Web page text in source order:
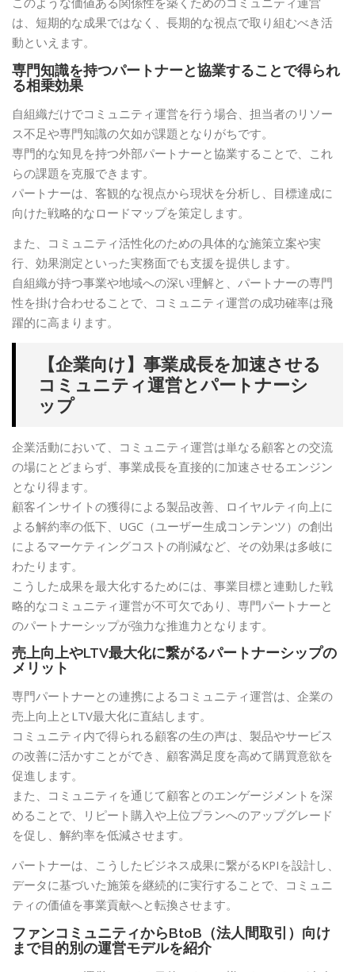
は、短期的な成果ではなく、長期的な視点で取り組むべき活
動といえます。
専門知識を持つパートナーと協業することで得られ
る相乗効果
自組織だけでコミュニティ運営を行う場合、担当者のリソー
ス不足や専門知識の欠如が課題となりがちです。
専門的な知見を持つ外部パートナーと協業することで、これ
らの課題を克服できます。
パートナーは、客観的な視点から現状を分析し、目標達成に
向けた戦略的なロードマップを策定します。
また、コミュニティ活性化のための具体的な施策立案や実
行、効果測定といった実務面でも支援を提供します。
自組織が持つ事業や地域への深い理解と、パートナーの専門
性を掛け合わせることで、コミュニティ運営の成功確率は飛
躍的に高まります。
【企業向け】事業成長を加速させる
コミュニティ運営とパートナーシ
ップ
企業活動において、コミュニティ運営は単なる顧客との交流
の場にとどまらず、事業成長を直接的に加速させるエンジン
となり得ます。
顧客インサイトの獲得による製品改善、ロイヤルティ向上に
よる解約率の低下、UGC（ユーザー生成コンテンツ）の創出
によるマーケティングコストの削減など、その効果は多岐に
わたります。
こうした成果を最大化するためには、事業目標と連動した戦
略的なコミュニティ運営が不可欠であり、専門パートナーと
のパートナーシップが強力な推進力となります。
売上向上やLTV最大化に繋がるパートナーシップの
メリット
専門パートナーとの連携によるコミュニティ運営は、企業の
売上向上とLTV最大化に直結します。
コミュニティ内で得られる顧客の生の声は、製品やサービス
の改善に活かすことができ、顧客満足度を高めて購買意欲を
促進します。
また、コミュニティを通じて顧客とのエンゲージメントを深
めることで、リピート購入や上位プランへのアップグレード
を促し、解約率を低減させます。
パートナーは、こうしたビジネス成果に繋がるKPIを設計し、
データに基づいた施策を継続的に実行することで、コミュニ
ティの価値を事業貢献へと転換させます。
ファンコミュニティからBtoB（法人間取引）向け
まで目的別の運営モデルを紹介